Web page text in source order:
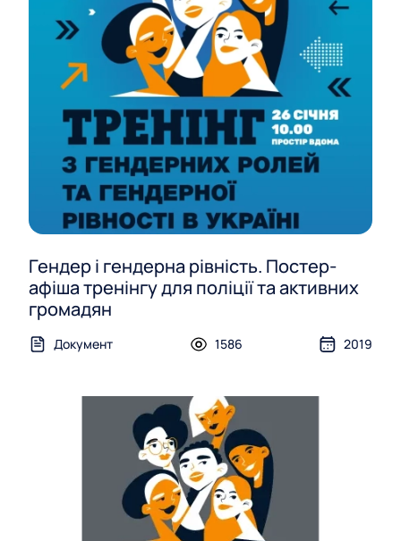
Гендер і гендерна рівність. Постер-
афіша тренінгу для поліції та активних
громадян
Документ 1586 2019